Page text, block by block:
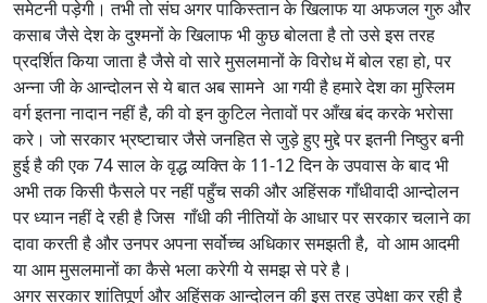
समेटनी पड़ेगी। तभी तो संघ अगर पाकिस्तान के खिलाफ या अफजल गुरु और
कसाब जैसे देश के दुश्मनों के खिलाफ भी कुछ बोलता है तो उसे इस तरह
प्रदर्शित किया जाता है जैसे वो सारे मुसलमानों के विरोध में बोल रहा हो, पर
अन्ना जी के आन्दोलन से ये बात अब सामने आ गयी है हमारे देश का मुस्लिम
वर्ग इतना नादान नहीं है, की वो इन कुटिल नेतावों पर आँख बंद करके भरोसा
करे। जो सरकार भ्रष्टाचार जैसे जनहित से जुड़े हुए मुद्दे पर इतनी निष्ठुर बनी
हुई है की एक 74 साल के वृद्ध व्यक्ति के 11-12 दिन के उपवास के बाद भी
अभी तक किसी फैसले पर नहीं पहुँच सकी और अहिंसक गाँधीवादी आन्दोलन
पर ध्यान नहीं दे रही है जिस गाँधी की नीतियों के आधार पर सरकार चलाने का
दावा करती है और उनपर अपना सर्वोच्च अधिकार समझती है, वो आम आदमी
या आम मुसलमानों का कैसे भला करेगी ये समझ से परे है।
अगर सरकार शांतिपूर्ण और अहिंसक आन्दोलन की इस तरह उपेक्षा कर रही है